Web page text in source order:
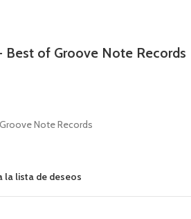
Best of Groove Note Records
Note Records
la lista de deseos